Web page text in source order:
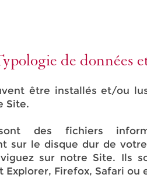
de données
être installés et/ou
Site.
des fichiers
sur le disque dur de
sur notre Site. Ils
Firefox, Safari ou